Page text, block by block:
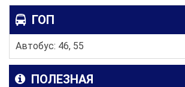
ГОП
Автобус: 46, 55
ПОЛЕЗНАЯ